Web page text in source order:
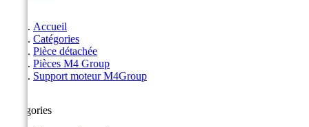
Accueil
Catégories
Pièce détachée
Pièces M4 Group
Support moteur M4Group
Catégories